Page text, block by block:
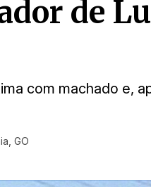
de
com machado e,
GO